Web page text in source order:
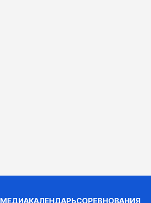
МЕДИАКАЛЕНДАРЬСОРЕВНОВАНИЯ